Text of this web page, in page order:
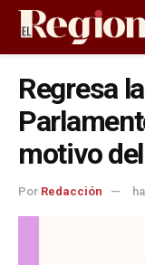
Regresa
motivo
Por Redacción